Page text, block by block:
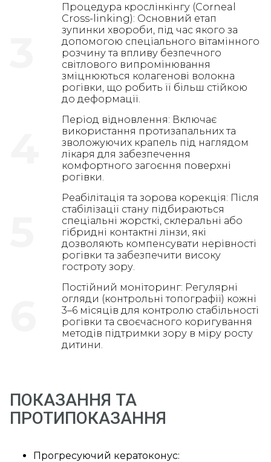
Процедура крослінкінгу (Corneal
Cross-linking): Основний етап
зупинки хвороби, під час якого за
допомогою спеціального вітамінного
розчину та впливу безпечного
світлового випромінювання
зміцнюються колагенові волокна
рогівки, що робить її більш стійкою
до деформації.
Період відновлення: Включає
використання протизапальних та
зволожуючих крапель під наглядом
лікаря для забезпечення
комфортного загоєння поверхні
рогівки.
Реабілітація та зорова корекція: Після
стабілізації стану підбираються
спеціальні жорсткі, склеральні або
гібридні контактні лінзи, які
дозволяють компенсувати нерівності
рогівки та забезпечити високу
гостроту зору.
Постійний моніторинг: Регулярні
огляди (контрольні топографії) кожні
3–6 місяців для контролю стабільності
рогівки та своєчасного коригування
методів підтримки зору в міру росту
дитини.
ПОКАЗАННЯ ТА
ПРОТИПОКАЗАННЯ
Прогресуючий кератоконус: